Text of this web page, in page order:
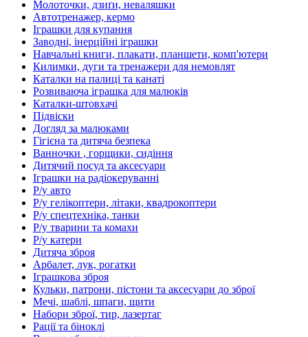
Молоточки, дзиґи, неваляшки
Автотренажер, кермо
Іграшки для купання
Заводні, інерційні іграшки
Навчальні книги, плакати, планшети, комп'ютери
Килимки, дуги та тренажери для немовлят
Каталки на палиці та канаті
Розвиваюча іграшка для малюків
Каталки-штовхачі
Підвіски
Догляд за малюками
Гігієна та дитяча безпека
Ванночки , горщики, сидіння
Дитячий посуд та аксесуари
Іграшки на радіокеруванні
Р/у авто
Р/у гелікоптери, літаки, квадрокоптери
Р/у спецтехніка, танки
Р/у тварини та комахи
Р/у катери
Дитяча зброя
Арбалет, лук, рогатки
Іграшкова зброя
Кульки, патрони, пістони та аксесуари до зброї
Мечі, шаблі, шпаги, щити
Набори зброї, тир, лазертаг
Рації та біноклі